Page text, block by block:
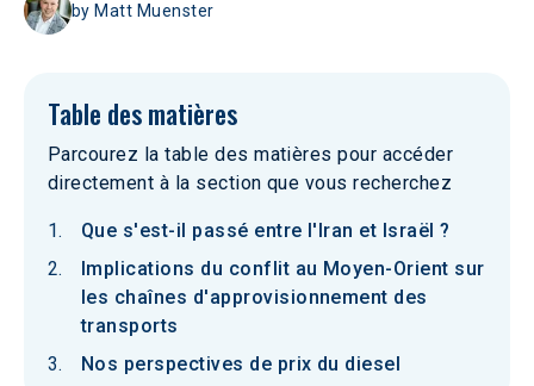
by Matt Muenster
Table des matières
Parcourez la table des matières pour accéder
directement à la section que vous recherchez
Que s'est-il passé entre l'Iran et Israël ?
Implications du conflit au Moyen-Orient sur
les chaînes d'approvisionnement des
transports
Nos perspectives de prix du diesel